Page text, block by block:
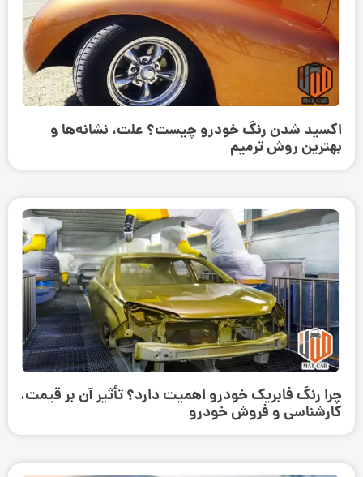
اکسید شدن رنگ خودرو چیست؟ علت، نشانه‌ها و
بهترین روش ترمیم
چرا رنگ فابریک خودرو اهمیت دارد؟ تأثیر آن بر قیمت،
کارشناسی و فروش خودرو